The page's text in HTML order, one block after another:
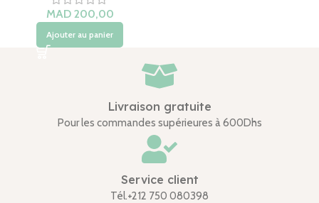
Ajouter au panier
Livraison gratuite
Pour les commandes supérieures à 600Dhs
Service client
Tél.+212 750 080398